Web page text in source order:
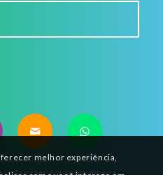
melhor experiência,